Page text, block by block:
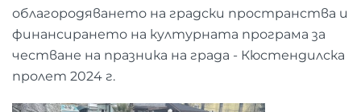
облагородяването на градски пространства и
финансирането на културната програма за
честване на празника на града - Кюстендилска
пролет 2024 г.